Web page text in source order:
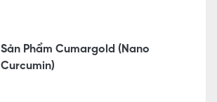
Sản Phẩm Cumargold (Nano
Curcumin)